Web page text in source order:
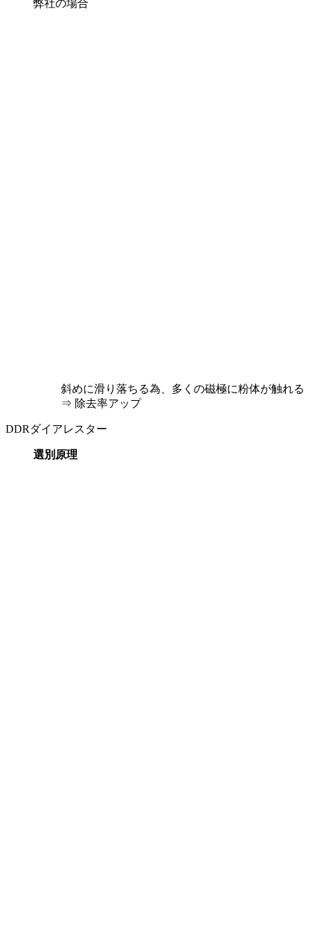
弊社の場合
斜めに滑り落ちる為、多くの磁極に粉体が触れる
⇒ 除去率アップ
DDRダイアレスター
選別原理